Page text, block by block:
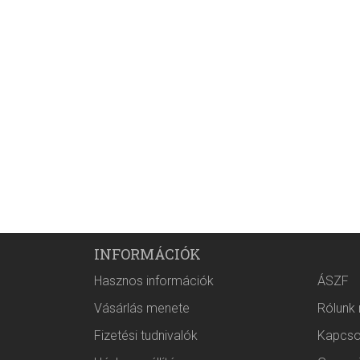
INFORMÁCIÓK
Hasznos információk
ÁSZF
Vásárlás menete
Fizetési tudnivalók